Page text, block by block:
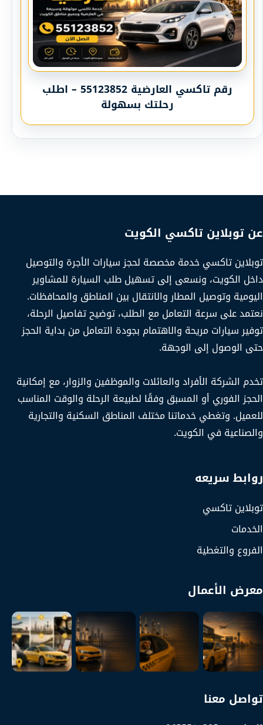
رقم تاكسي العارضية 55123852 – اطلب
رحلتك بسهولة
عن توبلاين تاكسي الكويت
توبلاين تاكسي خدمة مخصصة لحجز سيارات الأجرة والتوصيل
داخل الكويت، ونسعى إلى تسهيل طلب السيارة للمشاوير
اليومية وتوصيل المطار والانتقال بين المناطق والمحافظات.
نعتمد على سرعة التعامل مع الطلب، توضيح تفاصيل الرحلة،
توفير سيارات مريحة والاهتمام بجودة التعامل من بداية الحجز
حتى الوصول إلى الوجهة.
تخدم الشركة الأفراد والعائلات والموظفين والزوار، مع إمكانية
الحجز الفوري أو المسبق وفقًا لطبيعة الرحلة والوقت المناسب
للعميل. وتغطي خدماتنا مختلف المناطق السكنية والتجارية
والصناعية في الكويت.
روابط سريعه
توبلاين تاكسي
الخدمات
الفروع والتغطية
معرض الأعمال
تواصل معنا